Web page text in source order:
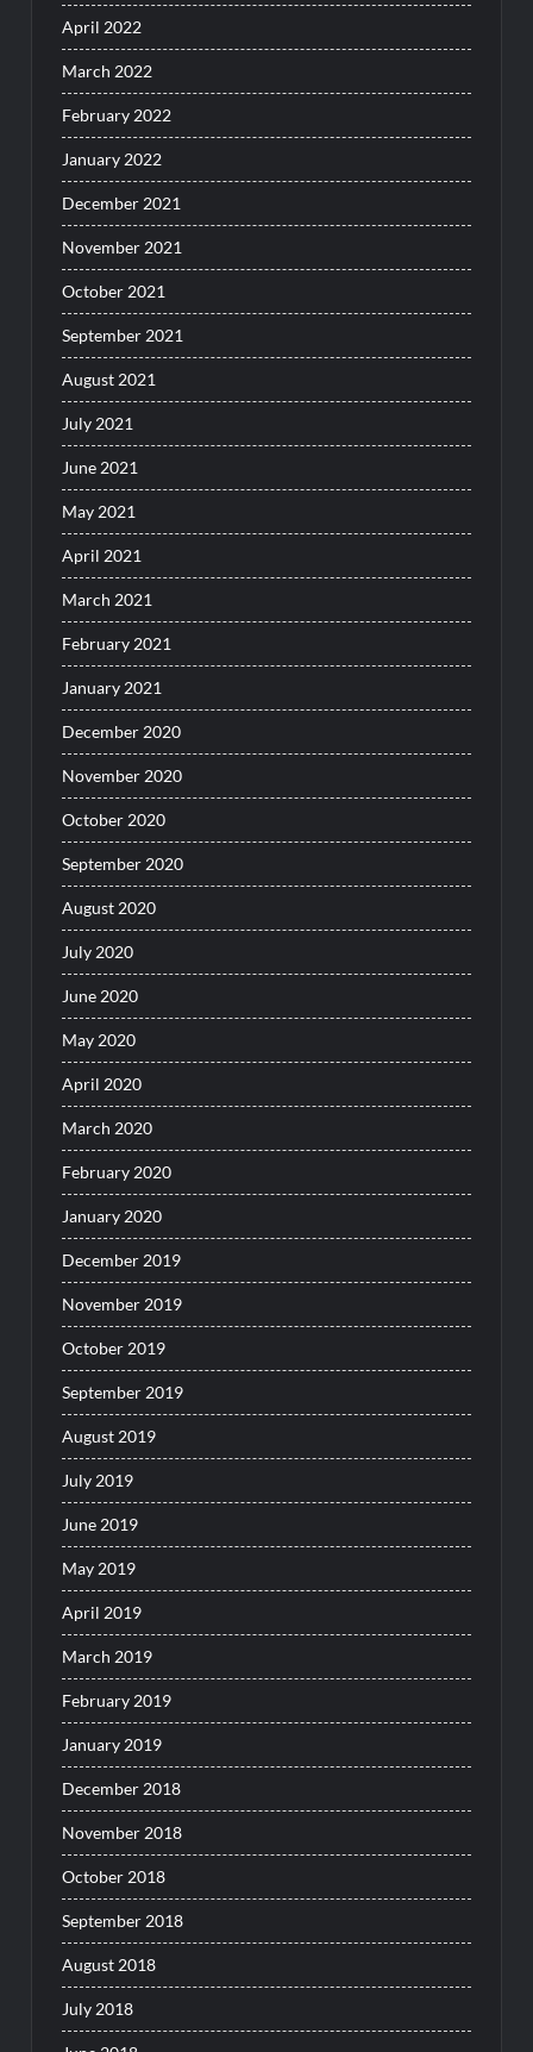
April 2022
March 2022
February 2022
January 2022
December 2021
November 2021
October 2021
September 2021
August 2021
July 2021
June 2021
May 2021
April 2021
March 2021
February 2021
January 2021
December 2020
November 2020
October 2020
September 2020
August 2020
July 2020
June 2020
May 2020
April 2020
March 2020
February 2020
January 2020
December 2019
November 2019
October 2019
September 2019
August 2019
July 2019
June 2019
May 2019
April 2019
March 2019
February 2019
January 2019
December 2018
November 2018
October 2018
September 2018
August 2018
July 2018